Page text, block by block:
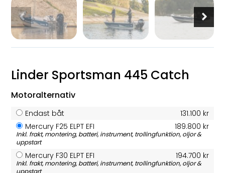
Linder Sportsman 445 Catch
Motoralternativ
Endast båt
131.100 kr
Mercury F25 ELPT EFI
189.800 kr
Inkl. frakt, montering, batteri, instrument, trollingfunktion, oljor &
uppstart
Mercury F30 ELPT EFI 194.700 kr
Inkl. frakt, montering, batteri, instrument, trollingfunktion, oljor &
uppstart